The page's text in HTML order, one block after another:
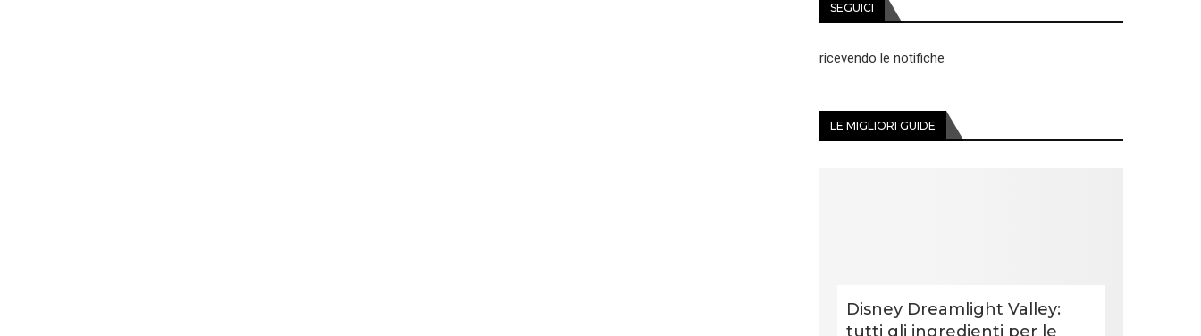
SEGUICI
ricevendo le notifiche
LE MIGLIORI GUIDE
Disney Dreamlight Valley:
tutti gli ingredienti per le